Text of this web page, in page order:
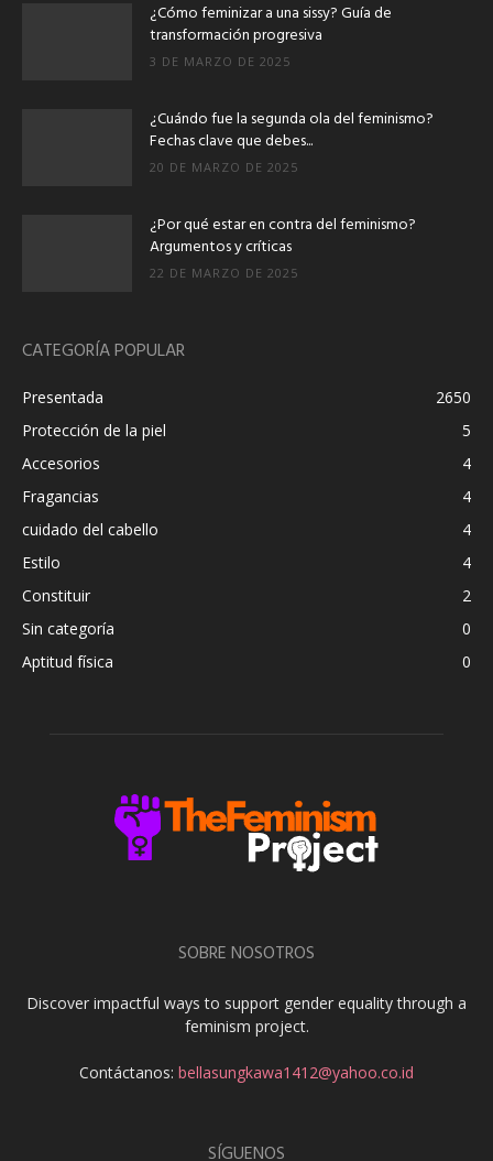
¿Cómo feminizar a una sissy? Guía de
transformación progresiva
3 DE MARZO DE 2025
¿Cuándo fue la segunda ola del feminismo?
Fechas clave que debes...
20 DE MARZO DE 2025
¿Por qué estar en contra del feminismo?
Argumentos y críticas
22 DE MARZO DE 2025
CATEGORÍA POPULAR
Presentada
2650
Protección de la piel
5
Accesorios
4
Fragancias
4
cuidado del cabello
4
Estilo
4
Constituir
2
Sin categoría
0
Aptitud física
0
SOBRE NOSOTROS
Discover impactful ways to support gender equality through a
feminism project.
Contáctanos: bellasungkawa1412@yahoo.co.id
SÍGUENOS